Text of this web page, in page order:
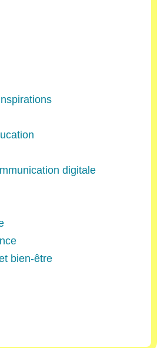
digitale
bien-être